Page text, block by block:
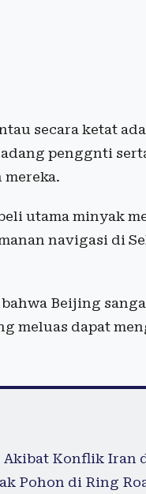
secara ketat
penggnti
utama minyak
navigasi di
Beijing
meluas dapat
Konflik Iran
Pohon di Ring